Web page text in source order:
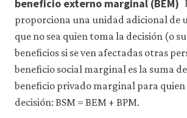
beneficio externo marginal (BEM)
proporciona una unidad adicional de
que no sea quien toma la decisión (o
beneficios si se ven afectadas otras
beneficio social marginal es la suma
beneficio privado marginal para
decisión: BSM = BEM + BPM.